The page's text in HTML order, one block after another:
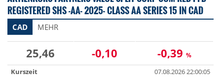
REGISTERED SHS -AA- 2025- CLASS AA SERIES 15 IN CAD
CAD MEHR
25,46 -0,10 -0,39 %
Kurszeit
07.08.2026 22:00:05